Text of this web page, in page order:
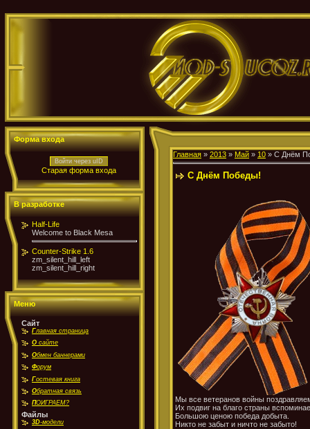
Форма входа
Войти через uID
Старая форма входа
В разработке
Half-Life
Welcome to Black Mesa
Counter-Strike 1.6
zm_silent_hill_left
zm_silent_hill_right
Меню
Сайт
Главная страница
О сайте
Обмен баннерами
Форум
Гостевая книга
Обратная связь
ПОИГРАЕМ?
Файлы
3D-модели
Главная » 2013 » Май » 10 » С Днём
С Днём Победы!
Мы все ветеранов войны
Их подвиг на благо страны
Большою ценою победа добыта.
Никто не забыт и ничто не забыто!